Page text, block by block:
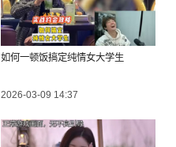
如何一顿饭搞定纯情女大学生
2026-03-09 14:37